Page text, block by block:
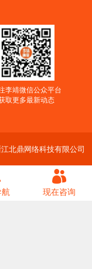
现在咨询
李靖微信公众平台
取更多最新动态
北鼎网络科技有限公司